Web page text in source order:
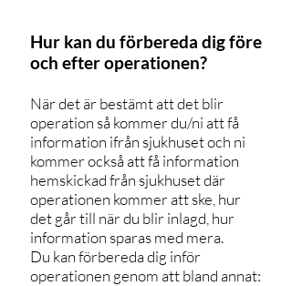
Hur kan du förbereda dig före
och efter operationen?
När det är bestämt att det blir
operation så kommer du/ni att få
information ifrån sjukhuset och ni
kommer också att få information
hemskickad från sjukhuset där
operationen kommer att ske, hur
det går till när du blir inlagd, hur
information sparas med mera.
Du kan förbereda dig inför
operationen genom att bland annat: